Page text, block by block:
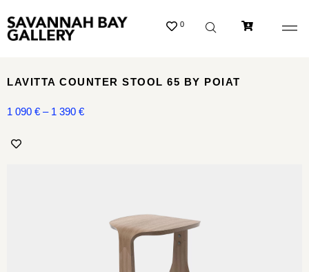
0
LAVITTA COUNTER STOOL 65 BY POIAT
1 090 € – 1 390 €